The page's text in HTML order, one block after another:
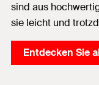
sind aus
sie leicht und
Entdecken Sie